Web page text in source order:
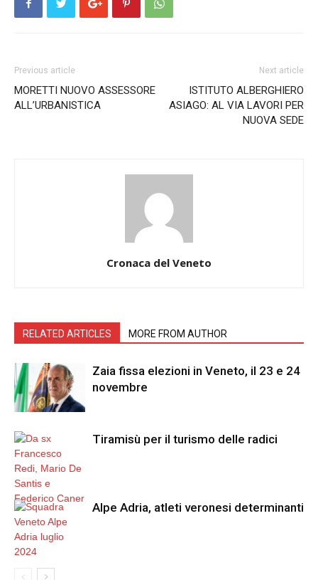
Previous article
MORETTI NUOVO ASSESSORE
ALL’URBANISTICA
Next article
ISTITUTO ALBERGHIERO
ASIAGO: AL VIA LAVORI PER
NUOVA SEDE
Cronaca del Veneto
RELATED ARTICLES MORE FROM AUTHOR
Zaia fissa elezioni in Veneto, il 23 e 24
novembre
Tiramisù per il turismo delle radici
Alpe Adria, atleti veronesi determinanti